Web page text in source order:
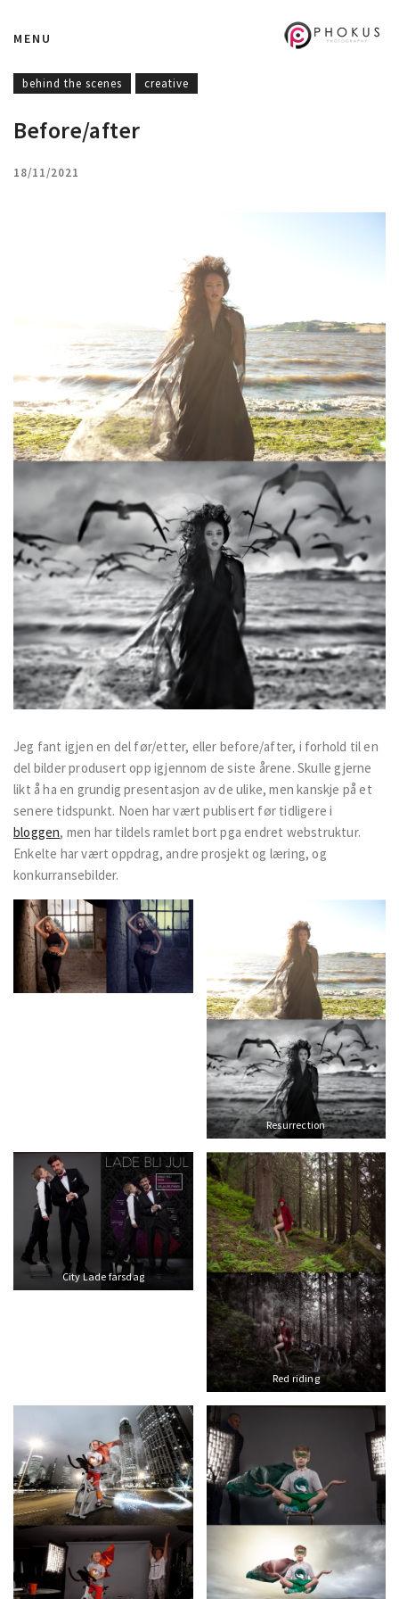
MENU
behind the scenes creative
Before/after
18/11/2021
Jeg fant igjen en del før/etter, eller before/after, i forhold til en
del bilder produsert opp igjennom de siste årene. Skulle gjerne
likt å ha en grundig presentasjon av de ulike, men kanskje på et
senere tidspunkt. Noen har vært publisert før tidligere i
bloggen, men har tildels ramlet bort pga endret webstruktur.
Enkelte har vært oppdrag, andre prosjekt og læring, og
konkurransebilder.
Resurrection
City Lade farsdag
Red riding